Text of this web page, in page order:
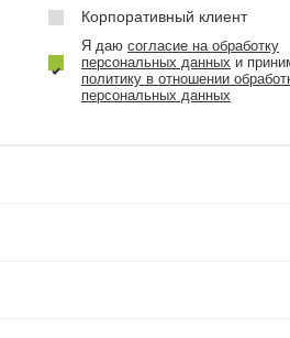
Корпоративный клиент
Я даю согласие на обработку
персональных данных и
политику в отношении
персональных данных